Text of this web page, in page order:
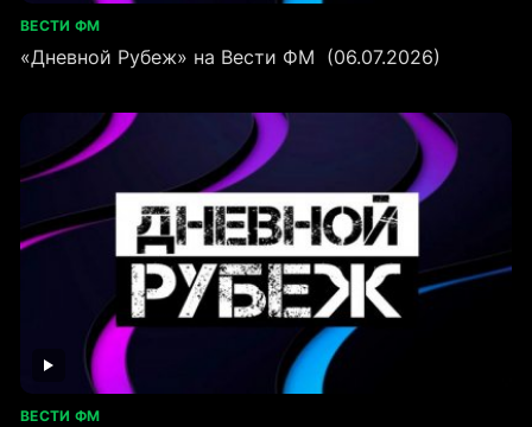
ВЕСТИ ФМ
«Дневной Рубеж» на Вести ФМ (06.07.2026)
ВЕСТИ ФМ